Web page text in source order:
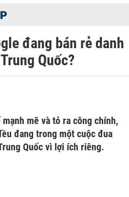
đang bán rẻ danh
Quốc?
mẽ và tỏ ra công chính,
đang trong một cuộc đua
Quốc vì lợi ích riêng.